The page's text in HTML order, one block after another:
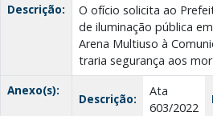
Descrição:
O ofício solicita ao
de iluminação pública
Arena Multiuso à
traria segurança aos
Anexo(s):
Descrição:
Ata
603/2022